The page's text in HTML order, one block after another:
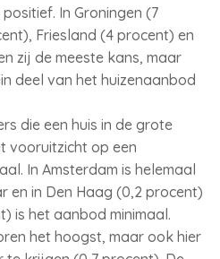
In Groningen (7
Friesland (4 procent) en
zij de meeste kans, maar
deel van het huizenaanbod
die een huis in de grote
vooruitzicht op een
In Amsterdam is helemaal
en in Den Haag (0,2 procent)
is het aanbod minimaal.
het hoogst, maar ook hier